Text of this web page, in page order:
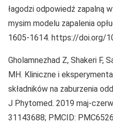
łagodzi odpowiedź zapalną
mysim modelu zapalenia
1605-1614. https://doi.org/
Gholamnezhad Z, Shakeri F,
MH. Kliniczne i
składników na zaburzenia
J Phytomed. 2019 maj-
31143688; PMCID: